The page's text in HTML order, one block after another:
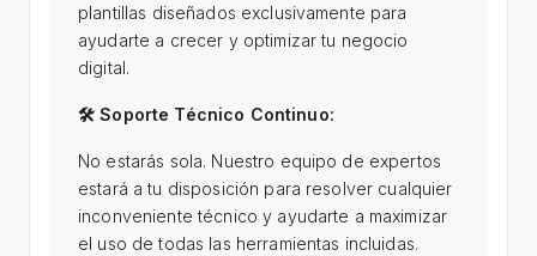
plantillas diseñados exclusivamente para
ayudarte a crecer y optimizar tu negocio
digital.
🛠️ Soporte Técnico Continuo:
No estarás sola. Nuestro equipo de expertos
estará a tu disposición para resolver cualquier
inconveniente técnico y ayudarte a maximizar
el uso de todas las herramientas incluidas.